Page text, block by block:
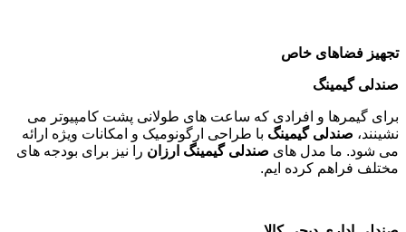
تجهیز فضاهای خاص
صندلی گیمینگ
برای گیمرها و افرادی که ساعت های طولانی پشت کامپیوتر می
نشینند، صندلی گیمینگ با طراحی ارگونومیک و امکانات ویژه ارائه
می شود. ما مدل های صندلی گیمینگ ارزان را نیز برای بودجه های
مختلف فراهم کرده ایم.